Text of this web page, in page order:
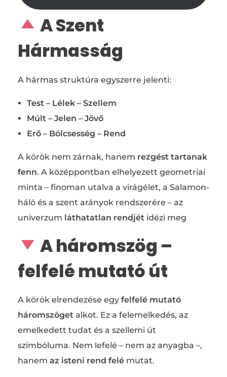
A Szent
Hármasság
A hármas struktúra egyszerre jelenti:
Test – Lélek – Szellem
Múlt – Jelen – Jövő
Erő – Bölcsesség – Rend
A körök nem zárnak, hanem rezgést tartanak
fenn. A középpontban elhelyezett geometriai
minta – finoman utalva a virágélet, a Salamon-
háló és a szent arányok rendszerére – az
univerzum láthatatlan rendjét idézi meg
A háromszög –
felfelé mutató út
A körök elrendezése egy felfelé mutató
háromszöget alkot. Ez a felemelkedés, az
emelkedett tudat és a szellemi út
szimbóluma. Nem lefelé – nem az anyagba –,
hanem az isteni rend felé mutat.